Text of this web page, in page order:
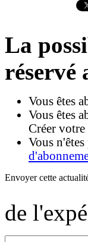
La
réservé
Vous êtes
Vous êtes
Créer votre
Vous n'êtes
Envoyer cette
de